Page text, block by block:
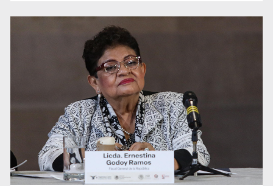
Jalisco mantiene la búsqueda de 21 adolescentes
desaparecidos durante julio